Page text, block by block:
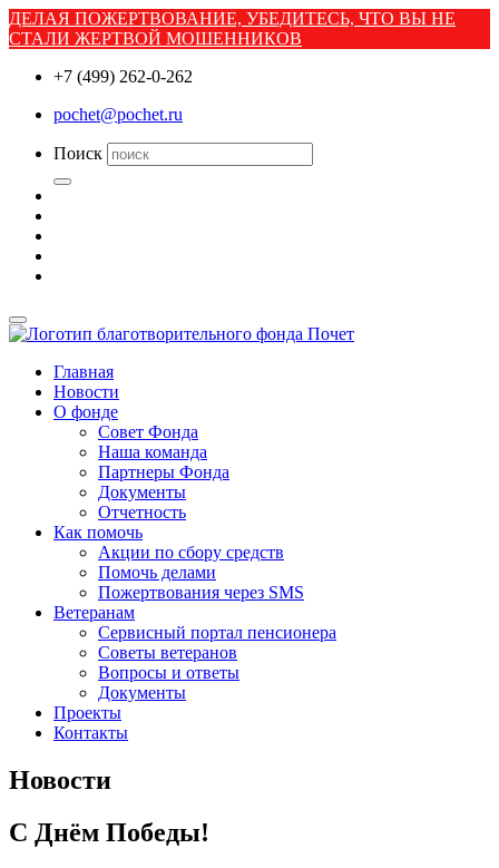
ДЕЛАЯ ПОЖЕРТВОВАНИЕ, УБЕДИТЕСЬ, ЧТО ВЫ НЕ
СТАЛИ ЖЕРТВОЙ МОШЕННИКОВ
+7 (499) 262-0-262
pochet@pochet.ru
Поиск
Главная
Новости
О фонде
Совет Фонда
Наша команда
Партнеры Фонда
Документы
Отчетность
Как помочь
Акции по сбору средств
Помочь делами
Пожертвования через SMS
Ветеранам
Сервисный портал пенсионера
Советы ветеранов
Вопросы и ответы
Документы
Проекты
Контакты
Новости
С Днём Победы!